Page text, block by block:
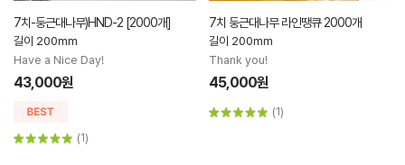
7치-둥근대나무)HND-2 [2000개]
길이 200mm
Have a Nice Day!
43,000원
(1)
7치 둥근대나무 라인땡큐 2000개
길이 200mm
Thank you!
45,000원
(1)